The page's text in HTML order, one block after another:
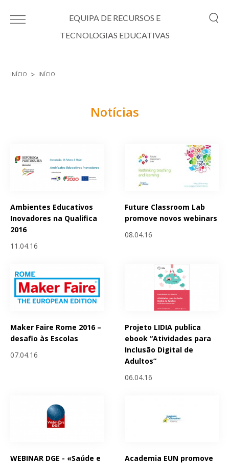
EQUIPA DE RECURSOS E
TECNOLOGIAS EDUCATIVAS
INÍCIO INÍCIO
Notícias
Ambientes Educativos
Inovadores na Qualifica
2016
11.04.16
Future Classroom Lab
promove novos webinars
08.04.16
Maker Faire Rome 2016 –
desafio às Escolas
07.04.16
Projeto LIDIA publica
ebook “Atividades para
Inclusão Digital de
Adultos”
06.04.16
WEBINAR DGE - «Saúde e
Academia EUN promove
Páginas